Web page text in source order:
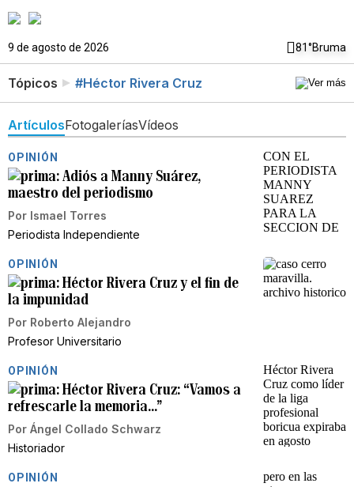
9 de agosto de 2026 81°Bruma
Tópicos #Héctor Rivera Cruz
ArtículosFotogaleríasVídeos
OPINIÓN
Adiós a Manny Suárez,
maestro del periodismo
Por Ismael Torres
Periodista Independiente
OPINIÓN
Héctor Rivera Cruz y el fin de
la impunidad
Por Roberto Alejandro
Profesor Universitario
OPINIÓN
Héctor Rivera Cruz: “Vamos a
refrescarle la memoria…”
Por Ángel Collado Schwarz
Historiador
OPINIÓN